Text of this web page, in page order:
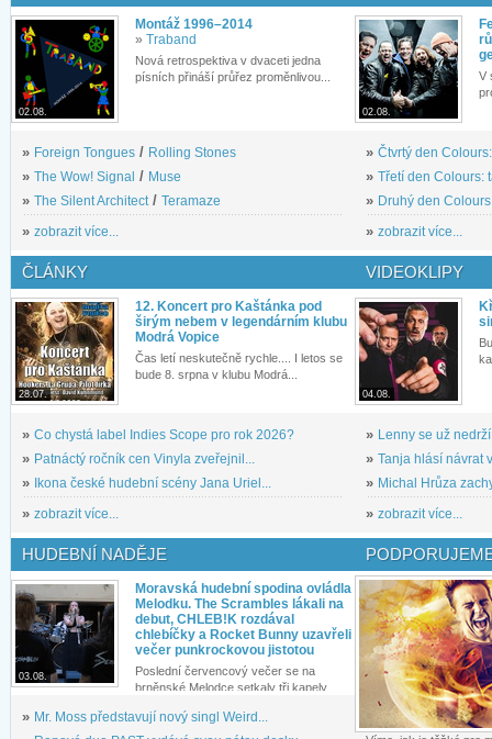
02.08.
Montáž 1996–2014
» Traband
Nová retrospektiva v dvaceti jedna
písních přináší průřez proměnlivou...
» Foreign Tongues / Rolling Stones
» The Wow! Signal / Muse
» The Silent Architect / Teramaze
» zobrazit více...
02.08.
V
» Čtvrtý den
» Třetí den Colours:
» Druhý den
» zobrazit více...
ČLÁNKY
28.07.
12. Koncert pro Kaštánka pod
širým nebem v legendárním klubu
Modrá Vopice
Čas letí neskutečně rychle.... I letos se
bude 8. srpna v klubu Modrá...
» Co chystá label Indies Scope pro rok 2026?
» Patnáctý ročník cen Vinyla zveřejnil...
»
Ikona české hudební scény Jana Uriel...
» zobrazit více...
VIDEOKLIPY
04.08.
» Lenny se už
» Tanja hlásí návrat
» Michal Hrůza
» zobrazit více...
HUDEBNÍ NADĚJE
03.08.
Moravská hudební spodina ovládla
Melodku. The Scrambles lákali na
debut, CHLEB!K rozdával
chlebíčky a Rocket Bunny uzavřeli
večer punkrockovou jistotou
Poslední červencový večer se na
brněnské Melodce setkaly tři kapely...
» Mr. Moss představují nový singl Weird...